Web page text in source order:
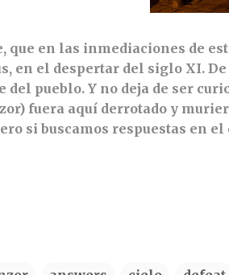
que en las inmediaciones de
en el despertar del siglo XI.
del pueblo. Y no deja de ser
fuera aquí derrotado y
si buscamos respuestas en